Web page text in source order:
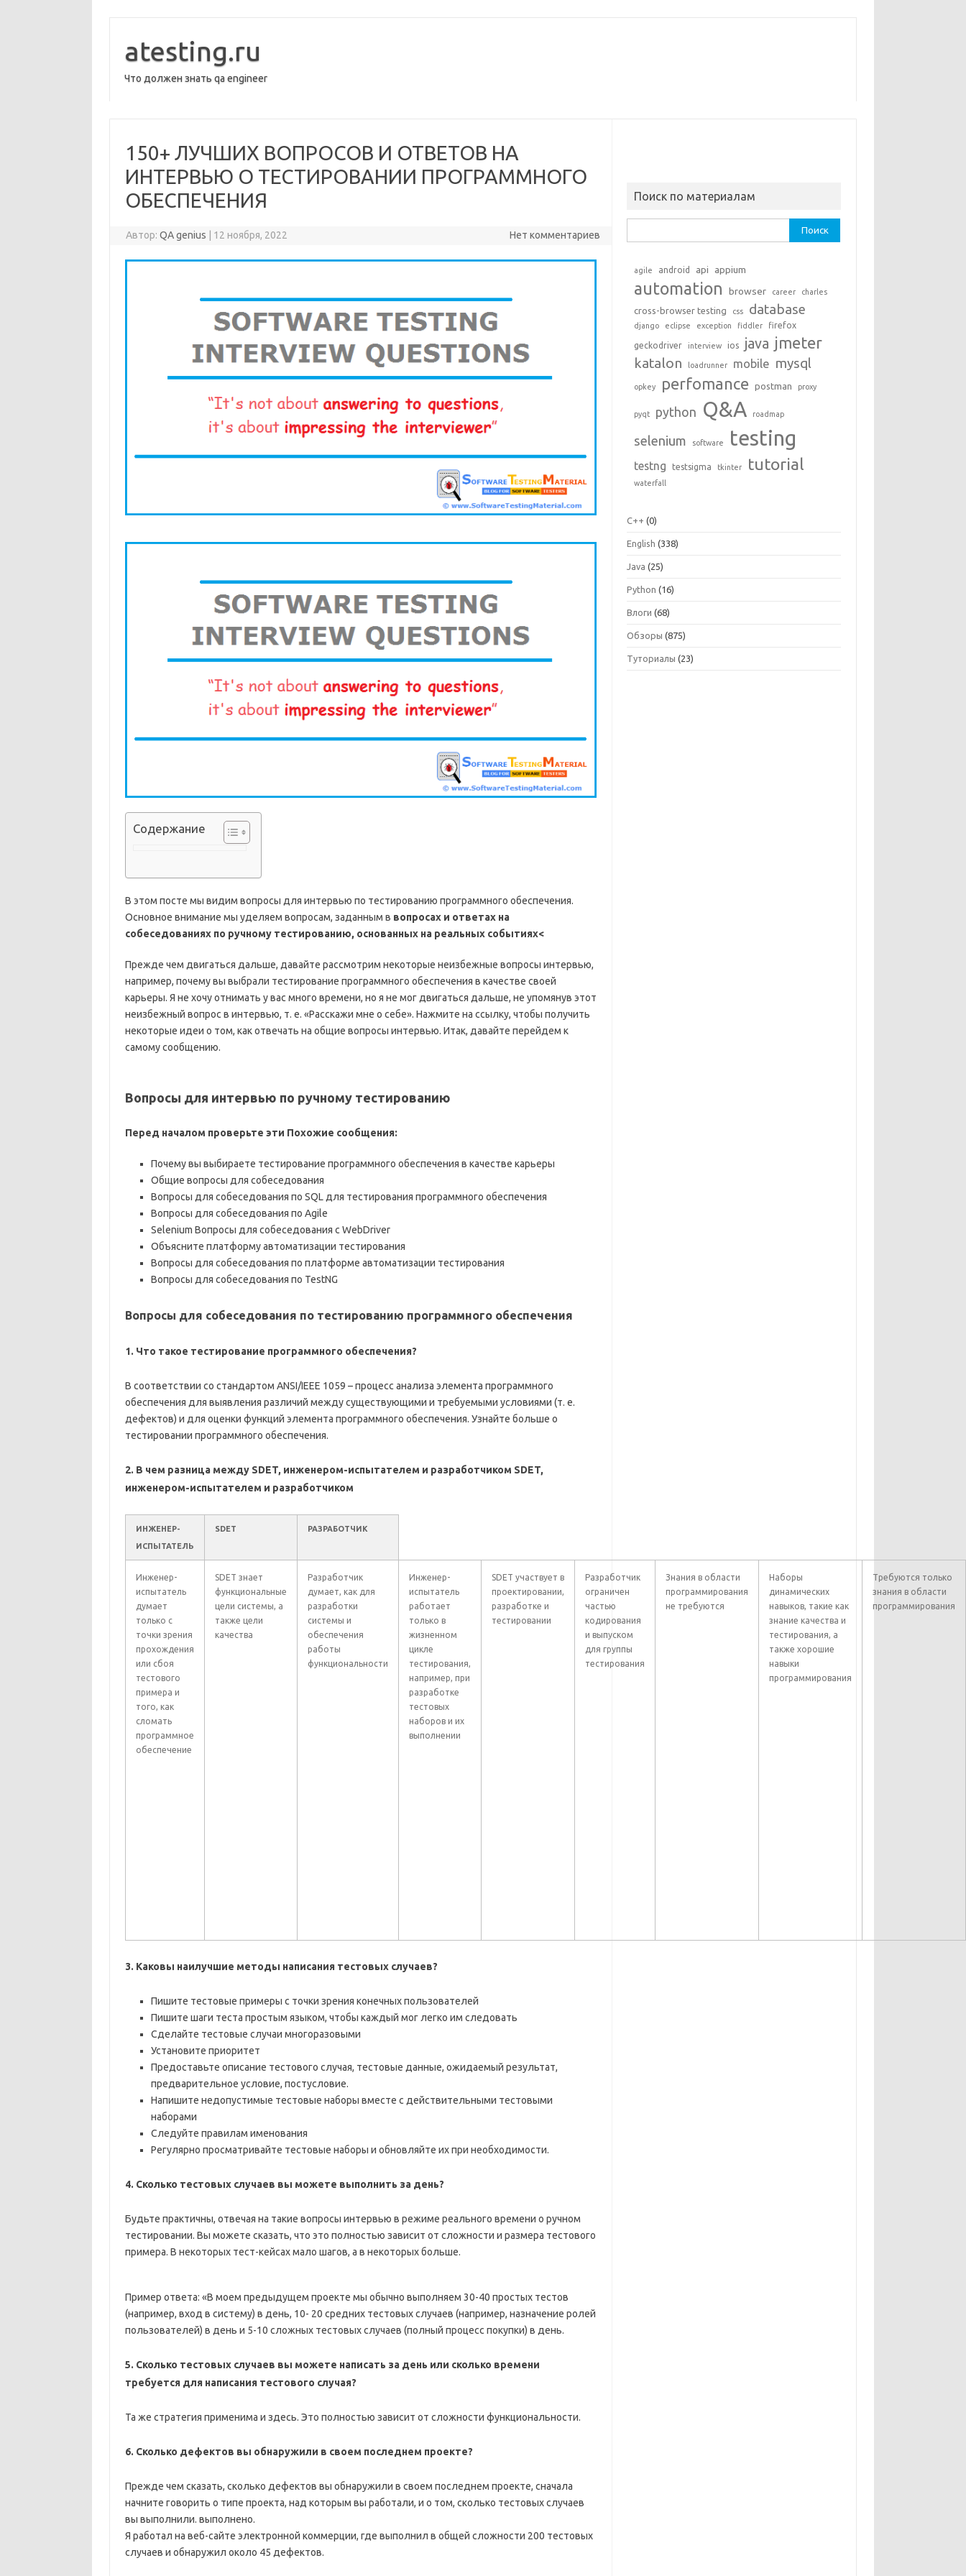
содержимому
atesting.ru
Что должен знать qa engineer
150+ ЛУЧШИХ ВОПРОСОВ И ОТВЕТОВ НА
ИНТЕРВЬЮ О ТЕСТИРОВАНИИ ПРОГРАММНОГО
ОБЕСПЕЧЕНИЯ
Автор:QA genius 12 ноября, 2022 Нет комментариев
Содержание
В этом посте мы видим вопросы для интервью по тестированию программного обеспечения.
Основное внимание мы уделяем вопросам, заданным в вопросах и ответах на
собеседованиях по ручному тестированию, основанных на реальных событиях<
Прежде чем двигаться дальше, давайте рассмотрим некоторые неизбежные вопросы интервью,
например, почему вы выбрали тестирование программного обеспечения в качестве своей
карьеры. Я не хочу отнимать у вас много времени, но я не мог двигаться дальше, не упомянув этот
неизбежный вопрос в интервью, т. е. «Расскажи мне о себе». Нажмите на ссылку, чтобы получить
некоторые идеи о том, как отвечать на общие вопросы интервью. Итак, давайте перейдем к
самому сообщению.
Вопросы для интервью по ручному тестированию
Перед началом проверьте эти Похожие сообщения:
Почему вы выбираете тестирование программного обеспечения в качестве карьеры
Общие вопросы для собеседования
Вопросы для собеседования по SQL для тестирования программного обеспечения
Вопросы для собеседования по Agile
Selenium Вопросы для собеседования с WebDriver
Объясните платформу автоматизации тестирования
Вопросы для собеседования по платформе автоматизации тестирования
Вопросы для собеседования по TestNG
Вопросы для собеседования по тестированию программного обеспечения
1. Что такое тестирование программного обеспечения?
В соответствии со стандартом ANSI/IEEE 1059 – процесс анализа элемента программного
обеспечения для выявления различий между существующими и требуемыми условиями (т. е.
дефектов) и для оценки функций элемента программного обеспечения. Узнайте больше о
тестировании программного обеспечения.
2. В чем разница между SDET, инженером-испытателем и разработчиком SDET,
инженером-испытателем и разработчиком
ИНЖЕНЕР-
ИСПЫТАТЕЛЬ
SDET РАЗРАБОТЧИК
Инженер-
испытатель
думает
только с
точки зрения
прохождения
или сбоя
тестового
примера и
того, как
сломать
программное
обеспечение
SDET знает
функциональные
цели системы, а
также цели
качества
Разработчик
думает, как для
разработки
системы и
обеспечения
работы
функциональности
Инженер-
испытатель
работает
только в
жизненном
цикле
тестирования,
например, при
разработке
тестовых
наборов и их
выполнении
SDET участвует в
проектировании,
разработке и
тестировании
Разработчик
ограничен
частью
кодирования
и выпуском
для группы
тестирования
Знания в области
программирования
не требуются
Наборы
динамических
навыков, такие как
знание качества и
тестирования, а
также хорошие
навыки
программирования
Требуются только
знания в области
программирования
3. Каковы наилучшие методы написания тестовых случаев?
Пишите тестовые примеры с точки зрения конечных пользователей
Пишите шаги теста простым языком, чтобы каждый мог легко им следовать
Сделайте тестовые случаи многоразовыми
Установите приоритет
Предоставьте описание тестового случая, тестовые данные, ожидаемый результат,
предварительное условие, постусловие.
Напишите недопустимые тестовые наборы вместе с действительными тестовыми
наборами
Следуйте правилам именования
Регулярно просматривайте тестовые наборы и обновляйте их при необходимости.
4. Сколько тестовых случаев вы можете выполнить за день?
Будьте практичны, отвечая на такие вопросы интервью в режиме реального времени о ручном
тестировании. Вы можете сказать, что это полностью зависит от сложности и размера тестового
примера. В некоторых тест-кейсах мало шагов, а в некоторых больше.
Пример ответа: «В моем предыдущем проекте мы обычно выполняем 30-40 простых тестов
(например, вход в систему) в день, 10- 20 средних тестовых случаев (например, назначение ролей
пользователей) в день и 5-10 сложных тестовых случаев (полный процесс покупки) в день.
5. Сколько тестовых случаев вы можете написать за день или сколько времени
требуется для написания тестового случая?
Та же стратегия применима и здесь. Это полностью зависит от сложности функциональности.
6. Сколько дефектов вы обнаружили в своем последнем проекте?
Прежде чем сказать, сколько дефектов вы обнаружили в своем последнем проекте, сначала
начните говорить о типе проекта, над которым вы работали, и о том, сколько тестовых случаев
вы выполнили. выполнено.
Я работал на веб-сайте электронной коммерции, где выполнил в общей сложности 200 тестовых
случаев и обнаружил около 45 дефектов.
Поиск по материалам
agile android api appium
automation browser career charles
cross-browser testing css database
django eclipse exception fiddler firefox
geckodriver interview ios java jmeter
katalon loadrunner mobile mysql
opkey perfomance postman proxy
pyqt python Q&A roadmap
selenium software testing
testng testsigma tkinter tutorial
waterfall
C++ (0)
English (338)
Java (25)
Python (16)
Влоги (68)
Обзоры (875)
Туториалы (23)